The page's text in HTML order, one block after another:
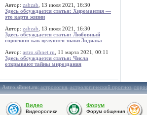
Автор: zabzab , 13 июля 2021, 16:30
Здесь обсуждается статья: Хиромантия —
это карта жизни
Автор: zabzab , 13 июля 2021, 16:30
Здесь обсуждается статья: Любовный
гороскоп: как целуются знаки Зодиака
Автор: astro.sibnet.ru , 11 марта 2021, 00:11
Здесь обсуждается статья: Числа
открывают тайны мироздания
Astro.sibnet.ru:астрология,астрологический прогноз,
Видео
Видеоролики
Форум
Форум общения